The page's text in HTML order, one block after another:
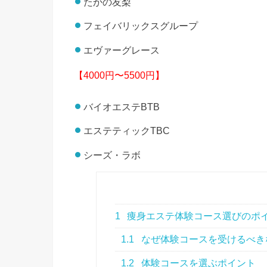
フェイバリックスグループ
エヴァーグレース
【4000円〜5500円】
バイオエステBTB
エステティックTBC
シーズ・ラボ
1 痩身エステ体験コース選びのポ
1.1 なぜ体験コースを受けるべき
1.2 体験コースを選ぶポイント